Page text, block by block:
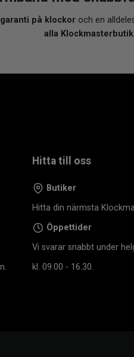
på klockor och en
alla
Hitta till oss
Butiker
Hitta din närmsta
Öppettider
Vi svarar snabbt under
kl. 09.00 - 16.30.